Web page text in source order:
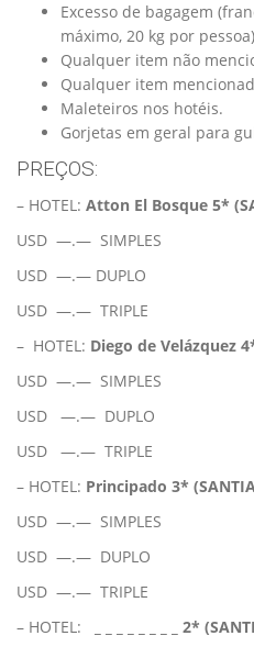
Excesso de bagagem
máximo, 20 kg por
Qualquer item não
Qualquer item
Maleteiros nos hotéis.
Gorjetas em geral para
PREÇOS:
– HOTEL: Atton El Bosque 5*
USD —.— SIMPLES
USD —.— DUPLO
USD —.— TRIPLE
– HOTEL: Diego de Velázquez
USD —.— SIMPLES
USD —.— DUPLO
USD —.— TRIPLE
– HOTEL: Principado 3*
USD —.— SIMPLES
USD —.— DUPLO
USD —.— TRIPLE
– HOTEL:
2*